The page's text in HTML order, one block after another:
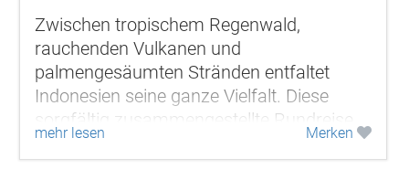
Zwischen tropischem Regenwald,
rauchenden Vulkanen und
palmengesäumten Stränden entfaltet
Indonesien seine ganze Vielfalt. Diese
sorgfältig zusammengestellte Rundreise
verbindet die Höhepunkte mehrerer
Inselwelten zu einem...
mehr lesen Merken